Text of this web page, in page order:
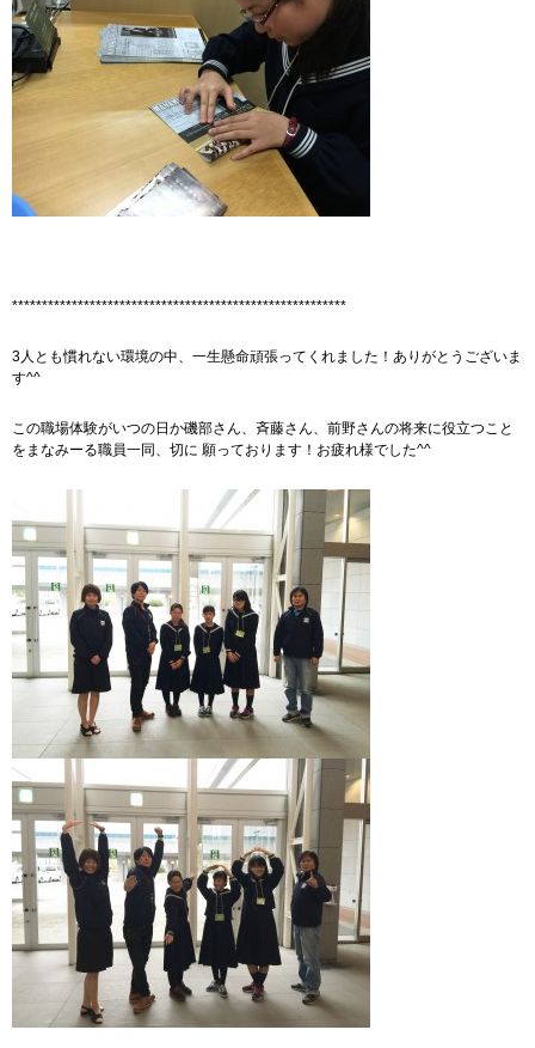
********************************************************
3人とも慣れない環境の中、一生懸命頑張ってくれました！ありがとうございま
す^^
この職場体験がいつの日か磯部さん、斉藤さん、前野さんの将来に役立つこと
をまなみーる職員一同、切に 願っております！お疲れ様でした^^